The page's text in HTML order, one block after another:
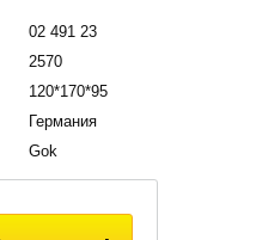
02 491 23
2570
120*170*95
Германия
Gok